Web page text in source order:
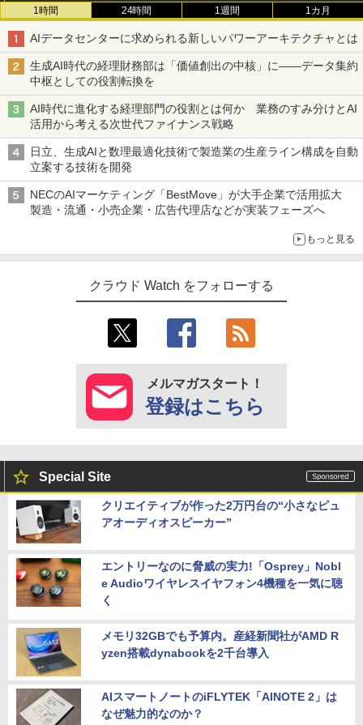
1時間 24時間 1週間 1カ月
AIデータセンターに求められる新しいパワーアーキテクチャとは
生成AI時代の経理財務部は「価値創出の中核」に――データ集約
中枢としての役割転換を
AI時代に進化する経理部門の役割とは何か 業務のすみ分けとAI
活用から考える次世代ファイナンス戦略
日立、生成AIと数理最適化技術で製造業の生産ライン構成を自動
立案する技術を開発
NECのAIマーケティング「BestMove」が大手企業で活用拡大
製造・流通・小売企業・広告代理店などが実装フェーズへ
もっと見る
クラウド Watch をフォローする
メルマガスタート！
登録はこちら
Special Site
クリエイティブが作った2万円台の“小さなピュ
アオーディオスピーカー”
エントリーなのに脅威の実力!「Osprey」Nobl
e Audioワイヤレスイヤフォン4機種を一気に聴
く
メモリ32GBでも予算内。産経新聞社がAMD R
yzen搭載dynabookを2千台導入
AIスマートノートのiFLYTEK「AINOTE 2」は
なぜ魅力的なのか？